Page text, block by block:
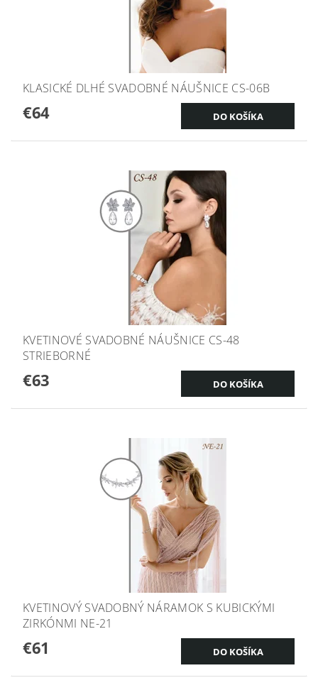
KLASICKÉ DLHÉ SVADOBNÉ NÁUŠNICE CS-06B
€64
KVETINOVÉ SVADOBNÉ NÁUŠNICE CS-48
STRIEBORNÉ
€63
KVETINOVÝ SVADOBNÝ NÁRAMOK S KUBICKÝMI
ZIRKÓNMI NE-21
€61